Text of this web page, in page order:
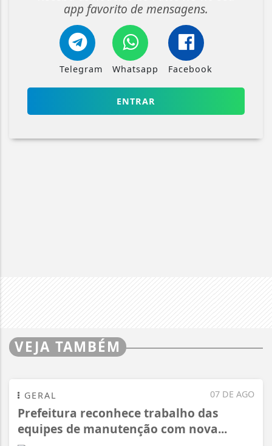
app favorito de mensagens.
Telegram Whatsapp Facebook
ENTRAR
VEJA TAMBÉM
07 DE AGO
GERAL
Prefeitura reconhece trabalho das
equipes de manutenção com nova...